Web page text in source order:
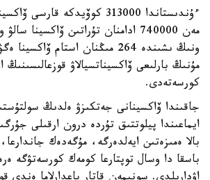
ءۇندىستاندا 313000 كوۆيدكە
مەن 740000 ادامنان تۇراتىن ۆاكسينا
ونىڭ ىشىندە 264 مىڭنان استام
مۇنىڭ بارلىعى ۆاكسيناتسيالاۋ
كورسەتەدى.
جاقىندا ۆاكسينانى جەتكىزۋ ەلدىڭ
ايماعىندا پيلوتتىق تۇردە درون ارقىلى
بالا ەمىزەتىن ايەلدەرگە، مۇگەدەك
باسقا دا وسال توپتارعا كومەك كورسەتۋگە